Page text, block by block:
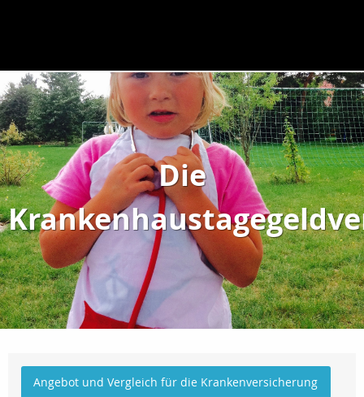
Die
Angebot und Vergleich für die Krankenversicherung